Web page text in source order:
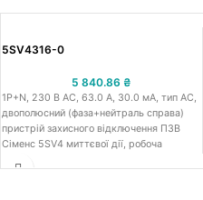
5SV4316-0
5 840.86 ₴
1Р+N, 230 В АС, 63.0 A, 30.0 мА, тип АС,
двополюсний (фаза+нейтраль справа)
пристрій захисного відключення ПЗВ
Сіменс 5SV4 миттєвої дії, робоча